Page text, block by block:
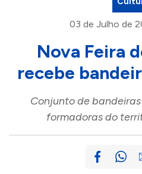
03 de Julho de
Nova Feira
recebe
Conjunto de
formadoras do